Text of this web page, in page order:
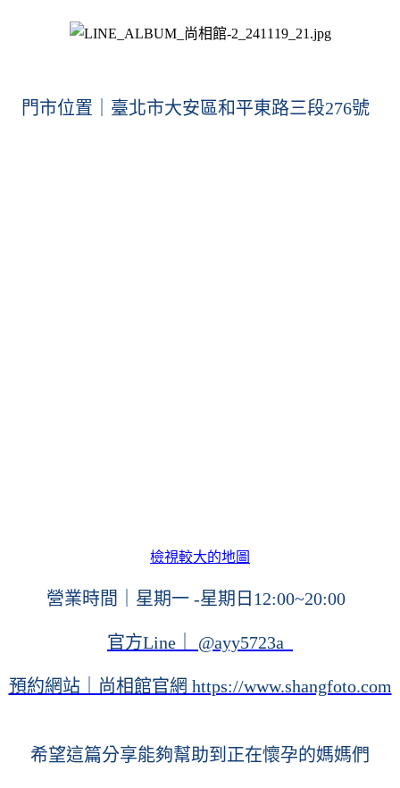
門市位置｜臺北市大安區和平東路三段276號
檢視較大的地圖
營業時間｜星期一 -星期日12:00~20:00
官方Line｜ @ayy5723a
預約網站｜尚相館官網 https://www.shangfoto.com
希望這篇分享能夠幫助到正在懷孕的媽媽們